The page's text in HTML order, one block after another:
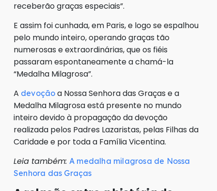
receberão graças especiais”.
E assim foi cunhada, em Paris, e logo se espalhou
pelo mundo inteiro, operando graças tão
numerosas e extraordinárias, que os fiéis
passaram espontaneamente a chamá-la
“Medalha Milagrosa”.
A devoção a Nossa Senhora das Graças e a
Medalha Milagrosa está presente no mundo
inteiro devido à propagação da devoção
realizada pelos Padres Lazaristas, pelas Filhas da
Caridade e por toda a Família Vicentina.
Leia também: A medalha milagrosa de Nossa
Senhora das Graças